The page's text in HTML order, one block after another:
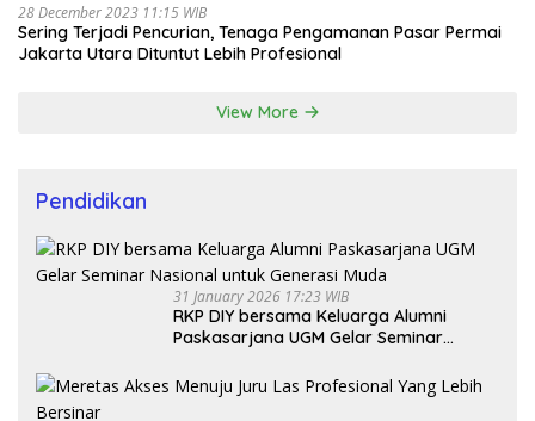
28 December 2023 11:15 WIB
Sering Terjadi Pencurian, Tenaga Pengamanan Pasar Permai
Jakarta Utara Dituntut Lebih Profesional
View More
Pendidikan
31 January 2026 17:23 WIB
RKP DIY bersama Keluarga Alumni
Paskasarjana UGM Gelar Seminar